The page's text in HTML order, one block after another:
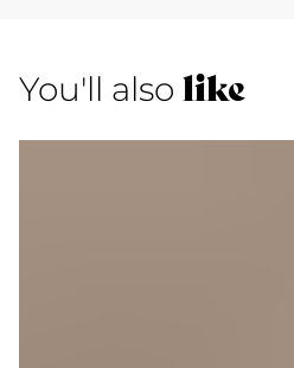
You'll also like